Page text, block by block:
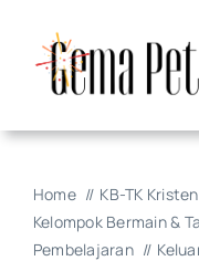
content
Home
KB-TK
Kelompok Bermain &
Pembelajaran